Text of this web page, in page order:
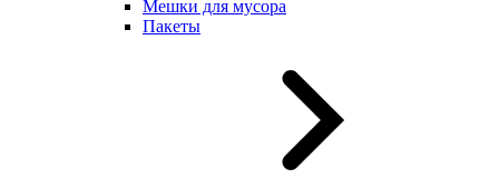
Мешки для мусора
Пакеты